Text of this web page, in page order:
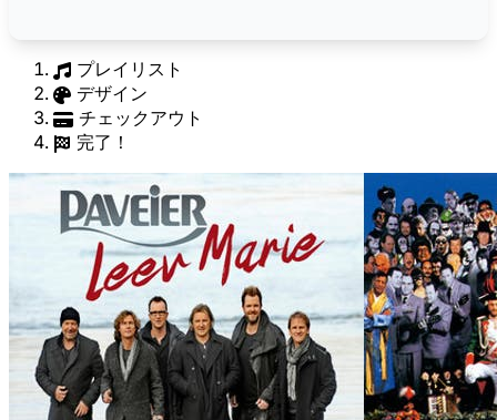
プレイリスト
デザイン
チェックアウト
完了！